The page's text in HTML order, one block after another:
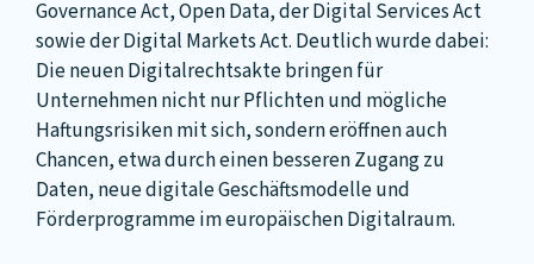
Governance Act, Open Data, der Digital Services Act
sowie der Digital Markets Act. Deutlich wurde dabei:
Die neuen Digitalrechtsakte bringen für
Unternehmen nicht nur Pflichten und mögliche
Haftungsrisiken mit sich, sondern eröffnen auch
Chancen, etwa durch einen besseren Zugang zu
Daten, neue digitale Geschäftsmodelle und
Förderprogramme im europäischen Digitalraum.